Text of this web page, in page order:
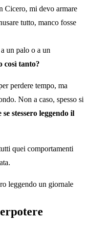
Cicero, mi devo armare
tutto, manco fosse
un palo o a un
così tanto?
perdere tempo, ma
Non a caso, spesso si
se stessero leggendo il
quei comportamenti